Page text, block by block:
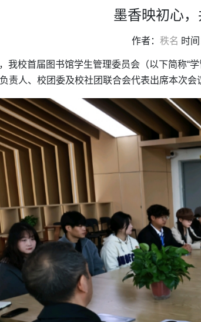
墨香映初心
作者： 秩名 时间
我校首届图书馆学生管理委员会（以下简称“
责人、校团委及校社团联合会代表出席本次会